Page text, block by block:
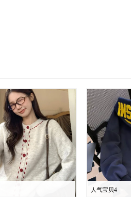
人气宝贝4